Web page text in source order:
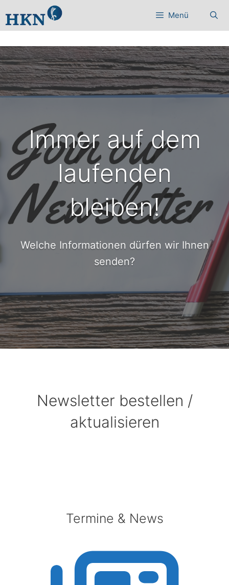
Inhalt
Menü
Immer auf dem
laufenden
bleiben!
Welche Informationen dürfen wir Ihnen
senden?
Newsletter bestellen /
aktualisieren
Termine & News